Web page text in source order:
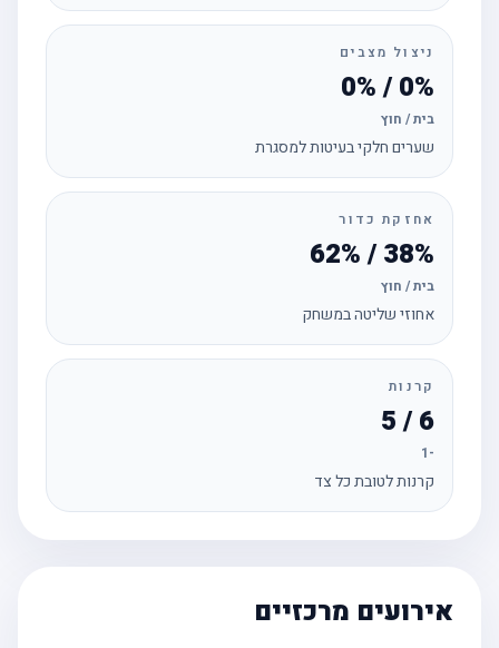
ניצול מצבים
0% / 0%
בית / חוץ
שערים חלקי בעיטות למסגרת
אחזקת כדור
38% / 62%
בית / חוץ
אחוזי שליטה במשחק
קרנות
6 / 5
קרנות לטובת כל צד
אירועים מרכזיים